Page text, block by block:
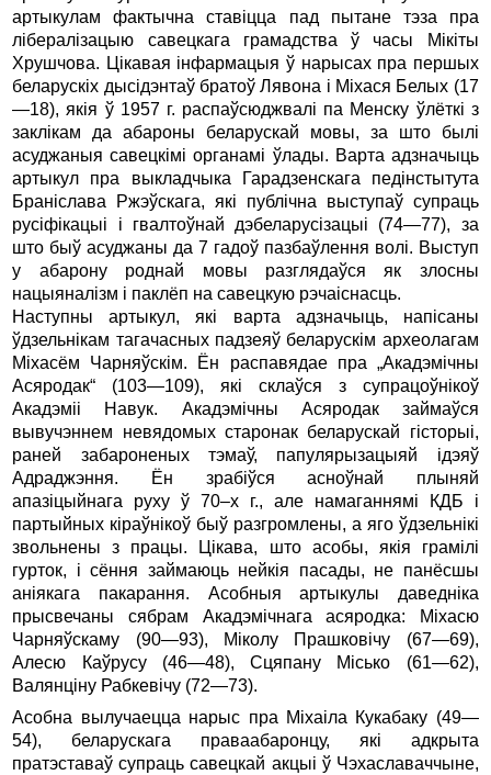
артыкулам фактычна ставіцца пад пытане тэза пра
лібералізацыю савецкага грамадства ў часы Мікіты
Хрушчова. Цікавая інфармацыя ў нарысах пра першых
беларускіх дысідэнтаў братоў Лявона і Міхася Белых (17
—18), якія ў 1957 г. распаўсюджвалі па Менску ўлёткі з
заклікам да абароны беларускай мовы, за што былі
асуджаныя савецкімі органамі ўлады. Варта адзначыць
артыкул пра выкладчыка Гарадзенскага педінстытута
Браніслава Ржэўскага, які публічна выступаў супраць
русіфікацыі і гвалтоўнай дэбеларусізацыі (74—77), за
што быў асуджаны да 7 гадоў пазбаўлення волі. Выступ
у абарону роднай мовы разглядаўся як злосны
нацыяналізм і паклёп на савецкую рэчаіснасць.
Наступны артыкул, які варта адзначыць, напісаны
ўдзельнікам тагачасных падзеяў беларускім археолагам
Міхасём Чарняўскім. Ён распавядае пра „Акадэмічны
Асяродак“ (103—109), які склаўся з супрацоўнікоў
Акадэміі Навук. Акадэмічны Асяродак займаўся
вывучэннем невядомых старонак беларускай гісторыі,
раней забароненых тэмаў, папулярызацыяй ідэяў
Адраджэння. Ён зрабіўся асноўнай плыняй
апазіцыйнага руху ў 70–х г., але намаганнямі КДБ і
партыйных кіраўнікоў быў разгромлены, а яго ўдзельнікі
звольнены з працы. Цікава, што асобы, якія грамілі
гурток, і сёння займаюць нейкія пасады, не панёсшы
аніякага пакарання. Асобныя артыкулы даведніка
прысвечаны сябрам Акадэмічнага асяродка: Міхасю
Чарняўскаму (90—93), Міколу Прашковічу (67—69),
Алесю Каўрусу (46—48), Сцяпану Місько (61—62),
Валянціну Рабкевічу (72—73).
Асобна вылучаецца нарыс пра Міхаіла Кукабаку (49—
54), беларускага праваабаронцу, які адкрыта
пратэставаў супраць савецкай акцыі ў Чэхаславаччыне,